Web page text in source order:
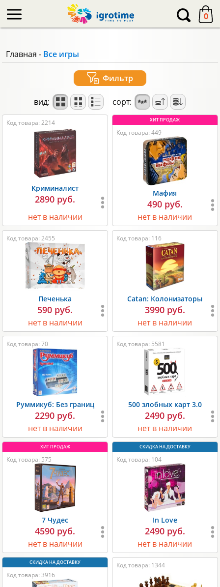
0
Главная - Все игры
Фильтр
вид: сорт:
Код товара: 2214
Криминалист
2890 руб.
нет в наличии
Код товара: 449
Мафия
490 руб.
нет в наличии
Код товара: 2455
Печенька
590 руб.
нет в наличии
Код товара: 116
Catan: Колонизаторы
3990 руб.
нет в наличии
Код товара: 70
Руммикуб: Без границ
2290 руб.
нет в наличии
Код товара: 5581
500 злобных карт 3.0
2490 руб.
нет в наличии
Код товара: 575
7 Чудес
4590 руб.
нет в наличии
Код товара: 104
In Love
2490 руб.
нет в наличии
Код товара: 3916
Код товара: 1344